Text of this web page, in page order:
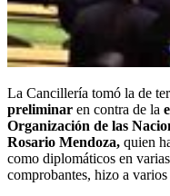
La Cancillería tomó la de
preliminar en contra de la
Organización de las
Rosario Mendoza, quien
como diplomáticos en
comprobantes, hizo a